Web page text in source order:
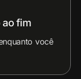
fim
você